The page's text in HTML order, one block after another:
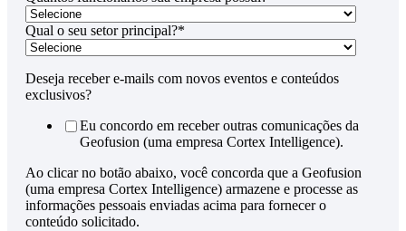
Qual o seu setor principal?*
Deseja receber e-mails com novos eventos e conteúdos
exclusivos?
Eu concordo em receber outras comunicações da
Geofusion (uma empresa Cortex Intelligence).
Ao clicar no botão abaixo, você concorda que a Geofusion
(uma empresa Cortex Intelligence) armazene e processe as
informações pessoais enviadas acima para fornecer o
conteúdo solicitado.